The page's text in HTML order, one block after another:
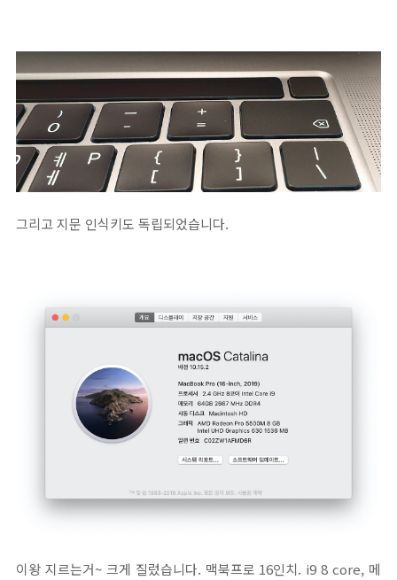
그리고 지문 인식키도 독립되었습니다.
이왕 지르는거~ 크게 질렀습니다. 맥북프로 16인치. i9 8 core, 메